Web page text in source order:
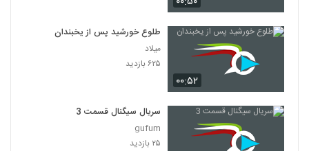
سریال افسانه دونگی ( 41 )
سریال افسانه دونگی ( 42)
۴۶۳ بازدید
سریال افسانه دونگی ( 43 )
۰۰:۵۲
طلوع خورشید پس از یخبندان
میلاد
۶۲۵ بازدید
سریال سیگنال قسمت 3
gufum
۲۵ بازدید